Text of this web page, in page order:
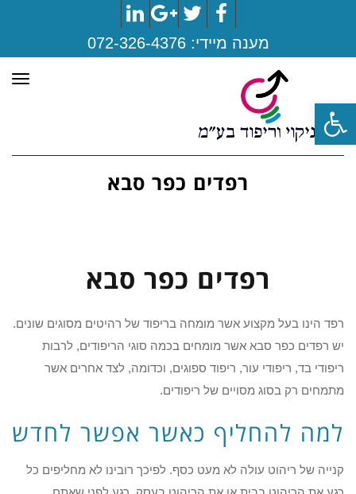
פתח סרגל נגישות
Facebook
Twitter
Google+
LinkedIn
מענה מיידי:072-326-4376
רפדים כפר סבא
רפדים כפר סבא
רפד הינו בעל מקצוע אשר מומחה בריפוד של רהיטים מסוגים שונים.
יש רפדים כפר סבא אשר מומחים בכמה סוגי הריפודים, לרבות
ריפודי בד, ריפודי עור, ריפוד ספוגים, וכדומה, לצד אחרים אשר
מתמחים רק בסוג מסויים של ריפודים.
למה להחליף כאשר אפשר לחדש
קנייה של ריהוט עולה לא מעט כסף. לפיכך רובינו לא מחליפים כל